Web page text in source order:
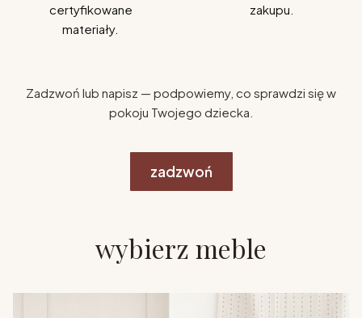
certyfikowane
materiały.
zakupu.
Zadzwoń lub napisz — podpowiemy, co sprawdzi się w
pokoju Twojego dziecka.
zadzwoń
wybierz meble